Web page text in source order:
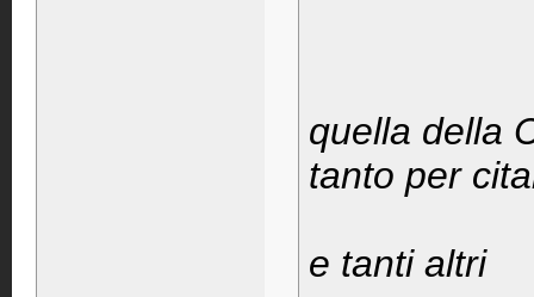
quella della
tanto per
e tanti altri